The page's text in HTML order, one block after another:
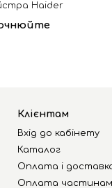
Haider
Клієнтам
Вхід до кабінету
Каталог
Оплата і
Оплата